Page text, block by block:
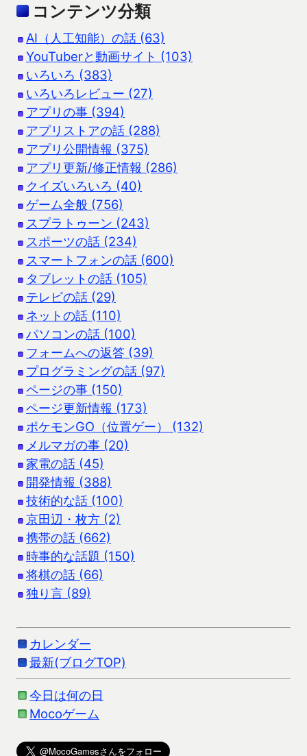
コンテンツ分類
AI（人工知能）の話 (63)
YouTuberと動画サイト (103)
いろいろ (383)
いろいろレビュー (27)
アプリの事 (394)
アプリストアの話 (288)
アプリ公開情報 (375)
アプリ更新/修正情報 (286)
クイズいろいろ (40)
ゲーム全般 (756)
スプラトゥーン (243)
スポーツの話 (234)
スマートフォンの話 (600)
タブレットの話 (105)
テレビの話 (29)
ネットの話 (110)
パソコンの話 (100)
フォームへの返答 (39)
プログラミングの話 (97)
ページの事 (150)
ページ更新情報 (173)
ポケモンGO（位置ゲー） (132)
メルマガの事 (20)
家電の話 (45)
開発情報 (388)
技術的な話 (100)
京田辺・枚方 (2)
携帯の話 (662)
時事的な話題 (150)
将棋の話 (66)
独り言 (89)
カレンダー
最新(ブログTOP)
今日は何の日
Mocoゲーム